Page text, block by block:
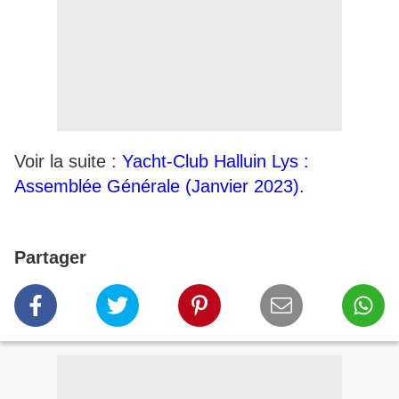
Voir la suite : Yacht-Club Halluin Lys :
Assemblée Générale (Janvier 2023).
Partager